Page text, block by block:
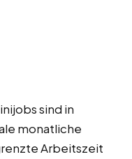
sind in
monatliche
Arbeitszeit